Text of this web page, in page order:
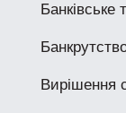
Банківське
Вирішення